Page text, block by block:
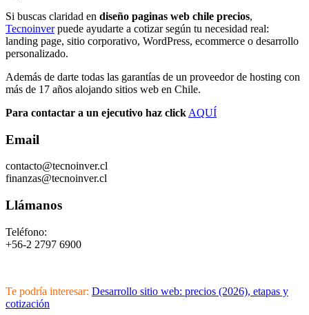
Si buscas claridad en diseño paginas web chile precios,
Tecnoinverpuede ayudarte a cotizar según tu necesidad real:
landing page, sitio corporativo, WordPress, ecommerce o desarrollo
personalizado.
Además de darte todas las garantías de un proveedor de hosting con
más de 17 años alojando sitios web en Chile.
Para contactar a un ejecutivo haz click AQUÍ
Email
contacto@tecnoinver.cl
finanzas@tecnoinver.cl
Llámanos
Teléfono:
+56-2 2797 6900
Te podría interesar: Desarrollo sitio web: precios (2026), etapas y
cotización